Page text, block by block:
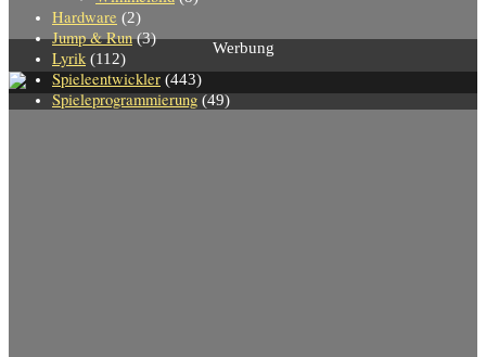
Hardware (2)
Jump & Run(3)
Lyrik (112)
Spieleentwickler (443)
Spieleprogrammierung (49)
Werbung